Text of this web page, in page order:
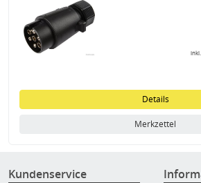
Details
Merkzettel
Kundenservice